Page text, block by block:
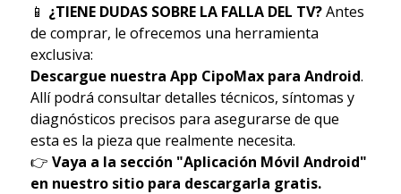
📱 ¿TIENE DUDAS SOBRE LA FALLA DEL TV?Antes
de comprar, le ofrecemos una herramienta
exclusiva:
Descargue nuestra App CipoMax para Android.
Allí podrá consultar detalles técnicos, síntomas y
diagnósticos precisos para asegurarse de que
esta es la pieza que realmente necesita.
👉 Vaya a la sección "Aplicación Móvil Android"
en nuestro sitio para descargarla gratis.